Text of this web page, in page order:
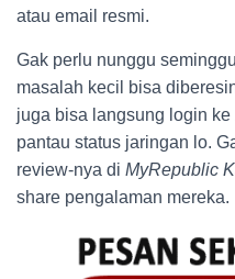
atau email resmi.
Gak perlu nunggu
masalah kecil bisa
juga bisa langsung login ke
pantau status jaringan lo.
review-nya di MyRepublic
share pengalaman mereka.